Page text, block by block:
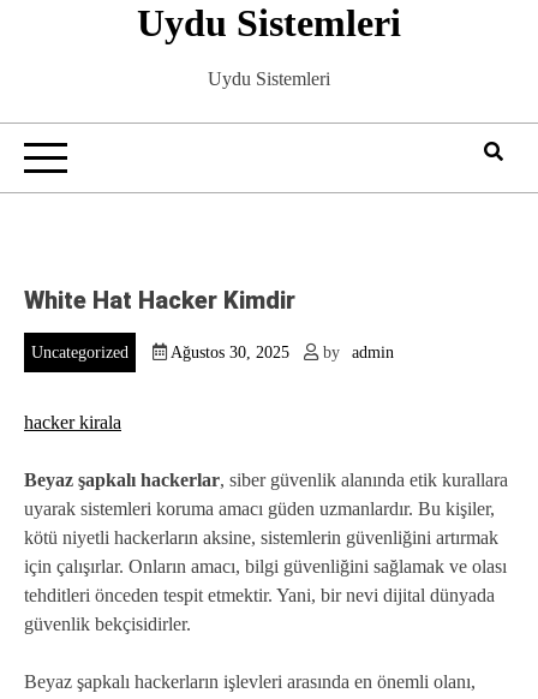
Uydu Sistemleri
Uydu Sistemleri
White Hat Hacker Kimdir
Uncategorized Ağustos 30, 2025 by admin
hacker kirala
Beyaz şapkalı hackerlar, siber güvenlik alanında etik kurallara
uyarak sistemleri koruma amacı güden uzmanlardır. Bu kişiler,
kötü niyetli hackerların aksine, sistemlerin güvenliğini artırmak
için çalışırlar. Onların amacı, bilgi güvenliğini sağlamak ve olası
tehditleri önceden tespit etmektir. Yani, bir nevi dijital dünyada
güvenlik bekçisidirler.
Beyaz şapkalı hackerların işlevleri arasında en önemli olanı,